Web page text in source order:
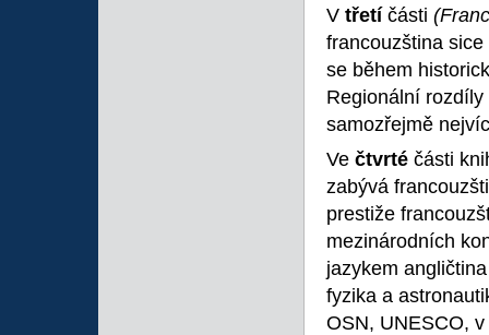
V třetí části
francouzština
se během
Regionální
samozřejmě
Ve čtvrté části
zabývá
prestiže
mezinárodních
jazykem
fyzika a
OSN, UNESCO,